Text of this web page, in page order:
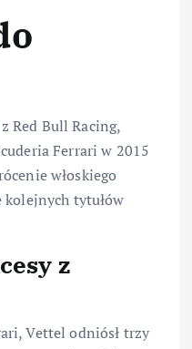
Red Bull Racing,
Ferrari w 2015
włoskiego
kolejnych tytułów
z
Vettel odniósł trzy